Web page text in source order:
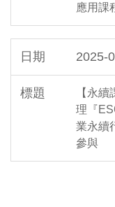
應用課
2025-
【永
理『
業永續
參與